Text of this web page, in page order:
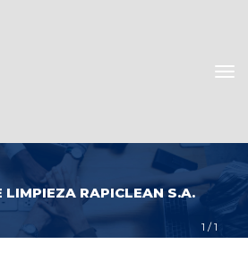
1 / 1
LIMPIEZA RAPICLEAN S.A.